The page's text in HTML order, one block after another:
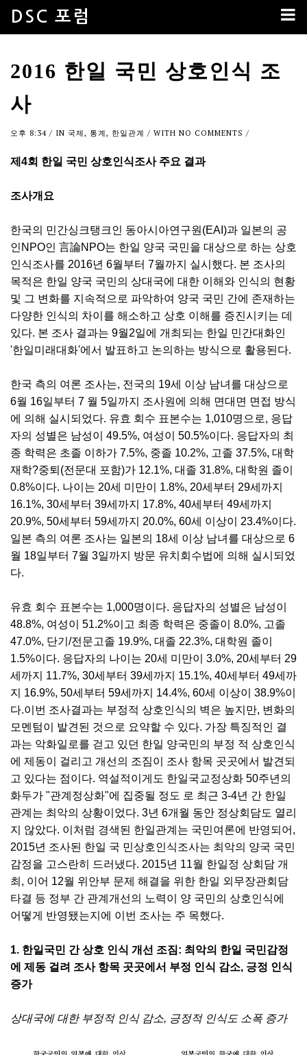
DSC 포럼
2016 한일 국민 상호인식 조
사
오후 8:34 / IN 국제, 통계, 한일관계 / WITH NO COMMENTS /
제4회 한일 국민 상호인식조사 주요 결과
조사개요
한국의 민간싱크탱크인 동아시아연구원(EAI)과 일본의 공
인NPO인 言論NPO는 한일 양국 국민을 대상으로 하는 상호
인식조사를 2016년 6월부터 7월까지 실시했다. 본 조사의
목적은 한일 양국 국민의 상대국에 대한 이해와 인식의 현황
및 그 변화를 지속적으로 파악하여 양국 국민 간에 존재하는
다양한 인식의 차이를 해소하고 상호 이해를 증진시키는 데
있다. 본 조사 결과는 9월2일에 개최되는 한일 민간대화인
'한일미래대화'에서 발표하고 논의하는 방식으로 활용된다.
한국 측의 여론 조사는, 전국의 19세 이상 남녀를 대상으로
6월 16일부터 7 월 5일까지 조사원에 의해 면대면 면접 방식
에 의해 실시되었다. 유효 회수 표본수는 1,010명으로, 응답
자의 성별은 남성이 49.5%, 여성이 50.5%이다. 응답자의 최
종 학력은 초졸 이하가 7.5%, 중졸 10.2%, 고졸 37.5%, 대학
재학?중퇴(전문대 포함)가 12.1%, 대졸 31.8%, 대학원 졸이
0.8%이다. 나이는 20세 미만이 1.8%, 20세부터 29세까지
16.1%, 30세부터 39세까지 17.8%, 40세부터 49세까지
20.9%, 50세부터 59세까지 20.0%, 60세 이상이 23.4%이다.
일본 측의 여론 조사는 일본의 18세 이상 남녀를 대상으로 6
월 18일부터 7월 3일까지 방문 유치회수법에 의해 실시되었
다.
유효 회수 표본수는 1,000명이다. 응답자의 성별은 남성이
48.8%, 여성이 51.2%이고 최종 학력은 중졸이 8.0%, 고졸
47.0%, 단기/전문고졸 19.9%, 대졸 22.3%, 대학원 졸이
1.5%이다. 응답자의 나이는 20세 미만이 3.0%, 20세부터 29
세까지 11.7%, 30세부터 39세까지 15.1%, 40세부터 49세까
지 16.9%, 50세부터 59세까지 14.4%, 60세 이상이 38.9%이
다.이번 조사결과는 부정적 상호인식의 벽은 높지만, 변화의
모멘텀이 발견된 것으로 요약할 수 있다. 가장 특징적인 결
과는 악화일로를 걷고 있던 한일 양국민의 부정 적 상호인식
에 제동이 걸리고 개선의 조짐이 조사 항목 곳곳에서 발견되
고 있다는 점이다. 역설적이게도 한일국교정상화 50주년의
화두가 "관계정상화"에 집중될 정도 로 최근 3-4년 간 한일
관계는 최악의 상황이었다. 3년 6개월 동안 정상회담도 열리
지 않았다. 이처럼 경색된 한일관계는 국민여론에 반영되어,
2015년 조사된 한일 국 민상호인식조사는 최악의 양국 국민
감정을 고스란히 드러냈다. 2015년 11월 한일정 상회담 개
최, 이어 12월 위안부 문제 해결을 위한 한일 외무장관회담
타결 등 정부 간 관계개선의 노력이 양 국민의 상호인식에
어떻게 반영됐는지에 이번 조사는 주 목했다.
1. 한일국민 간 상호 인식 개선 조짐: 최악의 한일 국민감정
에 제동 걸려 조사 항목 곳곳에서 부정 인식 감소, 긍정 인식
증가
상대국에 대한 부정적 인식 감소, 긍정적 인식도 소폭 증가